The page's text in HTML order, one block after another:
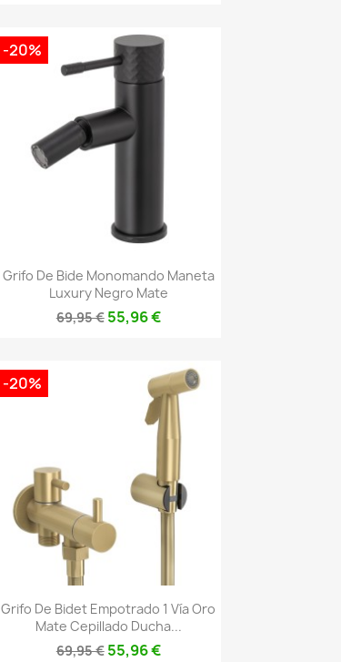
Vista rápida
Grifo De Bide Monomando Maneta
Luxury Negro Mate
69,95 € 55,96 €
-20%
Vista rápida
Grifo De Bidet Empotrado 1 Vía Oro
Mate Cepillado Ducha...
69,95 € 55,96 €
-20%